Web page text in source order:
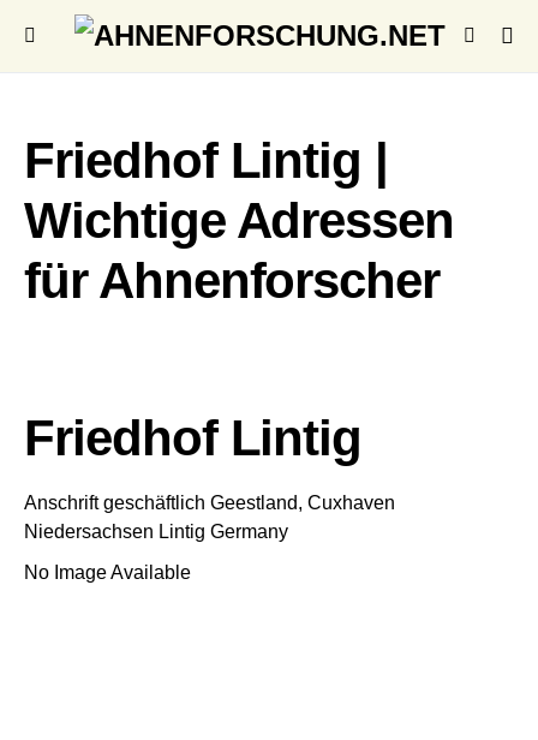
Friedhof Lintig |
Wichtige Adressen
für Ahnenforscher
Friedhof Lintig
Anschrift geschäftlich Geestland, Cuxhaven
Niedersachsen Lintig Germany
No Image Available